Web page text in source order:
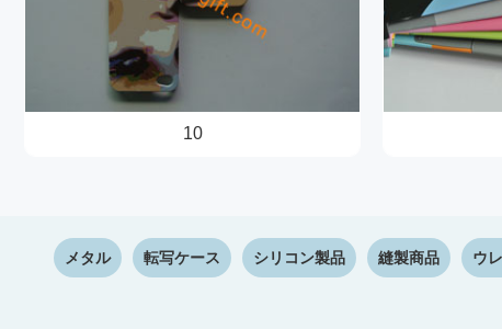
10
メタル 転写ケース シリコン製品 縫製商品 ウ